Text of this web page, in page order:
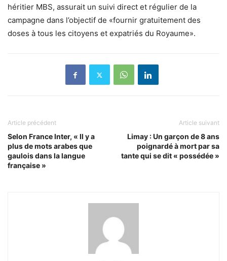
héritier MBS, assurait un suivi direct et régulier de la
campagne dans l’objectif de «fournir gratuitement des
doses à tous les citoyens et expatriés du Royaume».
Article précédent
Selon France Inter, « Il y a
plus de mots arabes que
gaulois dans la langue
française »
Article suivant
Limay : Un garçon de 8 ans
poignardé à mort par sa
tante qui se dit « possédée »